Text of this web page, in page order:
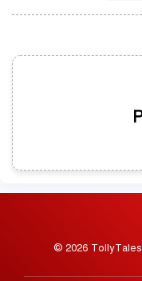
© 2026